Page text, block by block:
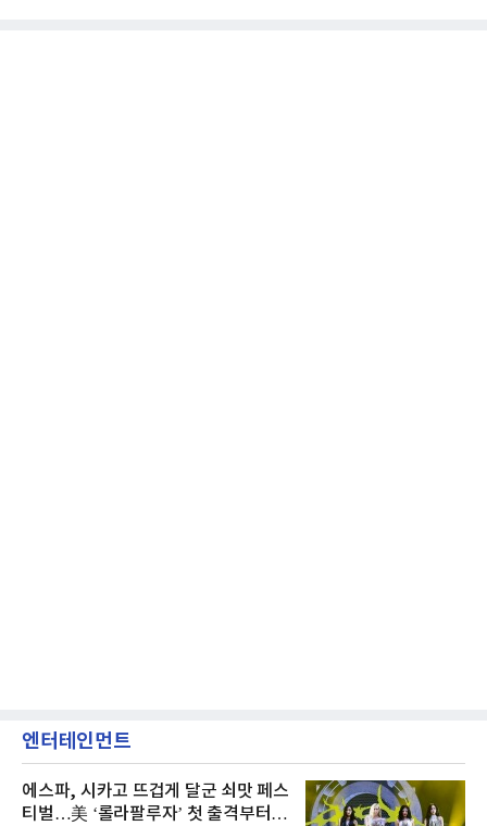
엔터테인먼트
에스파, 시카고 뜨겁게 달군 쇠맛 페스
티벌…美 ‘롤라팔루자’ 첫 출격부터